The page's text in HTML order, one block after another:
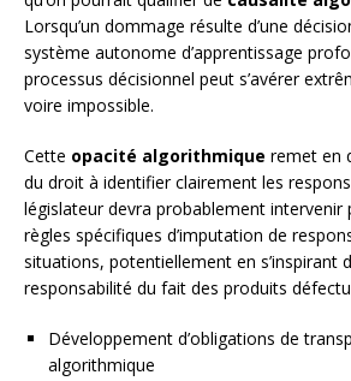
Lorsqu’un dommage résulte d’une
système autonome d’apprentissage
processus décisionnel peut s’avérer
voire impossible.
Cette opacité algorithmique remet en
du droit à identifier clairement les
législateur devra probablement intervenir
règles spécifiques d’imputation de
situations, potentiellement en s’inspirant
responsabilité du fait des produits
Développement d’obligations de
algorithmique